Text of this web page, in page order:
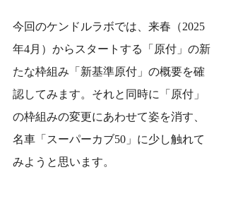
今回のケンドルラボでは、来春（2025
年4月）からスタートする「原付」の新
たな枠組み「新基準原付」の概要を確
認してみます。それと同時に「原付」
の枠組みの変更にあわせて姿を消す、
名車「スーパーカブ50」に少し触れて
みようと思います。